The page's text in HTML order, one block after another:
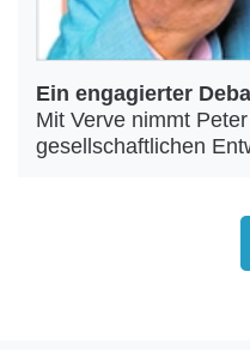
Ein engagierter
Mit Verve nimmt
gesellschaftlichen